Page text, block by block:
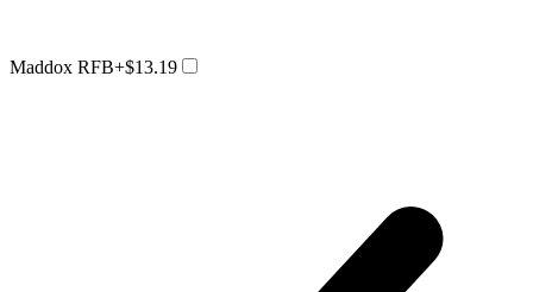
Maddox RFB+$13.19